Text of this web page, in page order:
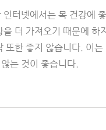
터넷에서는 목 건강에
더 가져오기 때문에
한 좋지 않습니다. 이
는 것이 좋습니다.